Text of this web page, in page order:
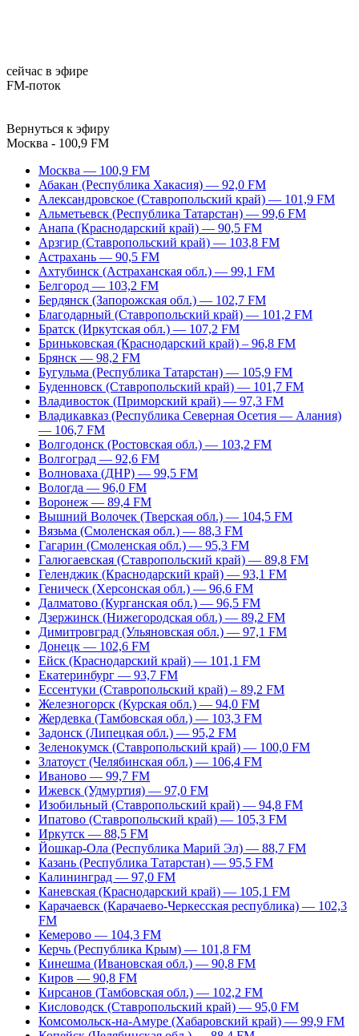
сейчас в эфире
FM-поток
Вернуться к эфиру
Москва - 100,9 FM
Москва — 100,9 FM
Абакан (Республика Хакасия) — 92,0 FM
Александровское (Ставропольский край) — 101,9 FM
Альметьевск (Республика Татарстан) — 99,6 FM
Анапа (Краснодарский край) — 90,5 FM
Арзгир (Ставропольский край) — 103,8 FM
Астрахань — 90,5 FM
Ахтубинск (Астраханская обл.) — 99,1 FM
Белгород — 103,2 FM
Бердянск (Запорожская обл.) — 102,7 FM
Благодарный (Ставропольский край) — 101,2 FM
Братск (Иркутская обл.) — 107,2 FM
Бриньковская (Краснодарский край) – 96,8 FM
Брянск — 98,2 FM
Бугульма (Республика Татарстан) — 105,9 FM
Буденновск (Ставропольский край) — 101,7 FM
Владивосток (Приморский край) — 97,3 FM
Владикавказ (Республика Северная Осетия — Алания)
— 106,7 FM
Волгодонск (Ростовская обл.) — 103,2 FM
Волгоград — 92,6 FM
Волноваха (ДНР) — 99,5 FM
Вологда — 96,0 FM
Воронеж — 89,4 FM
Вышний Волочек (Тверская обл.) — 104,5 FM
Вязьма (Смоленская обл.) — 88,3 FM
Гагарин (Смоленская обл.) — 95,3 FM
Галюгаевская (Ставропольский край) — 89,8 FM
Геленджик (Краснодарский край) — 93,1 FM
Геническ (Херсонская обл.) — 96,6 FM
Далматово (Курганская обл.) — 96,5 FM
Дзержинск (Нижегородская обл.) — 89,2 FM
Димитровград (Ульяновская обл.) — 97,1 FM
Донецк — 102,6 FM
Ейск (Краснодарский край) — 101,1 FM
Екатеринбург — 93,7 FM
Ессентуки (Ставропольский край) – 89,2 FM
Железногорск (Курская обл.) — 94,0 FM
Жердевка (Тамбовская обл.) — 103,3 FM
Задонск (Липецкая обл.) — 95,2 FM
Зеленокумск (Ставропольский край) — 100,0 FM
Златоуст (Челябинская обл.) — 106,4 FM
Иваново — 99,7 FM
Ижевск (Удмуртия) — 97,0 FM
Изобильный (Ставропольский край) — 94,8 FM
Ипатово (Ставропольский край) — 105,3 FM
Иркутск — 88,5 FM
Йошкар-Ола (Республика Марий Эл) — 88,7 FM
Казань (Республика Татарстан) — 95,5 FM
Калининград — 97,0 FM
Каневская (Краснодарский край) — 105,1 FM
Карачаевск (Карачаево-Черкесская республика) — 102,3
FM
Кемерово — 104,3 FM
Керчь (Республика Крым) — 101,8 FM
Кинешма (Ивановская обл.) — 90,8 FM
Киров — 90,8 FM
Кирсанов (Тамбовская обл.) — 102,2 FM
Кисловодск (Ставропольский край) — 95,0 FM
Комсомольск-на-Амуре (Хабаровский край) — 99,9 FM